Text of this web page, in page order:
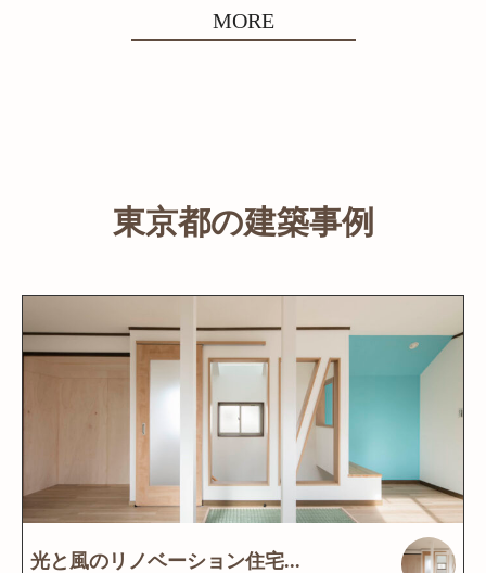
MORE
東京都の建築事例
光と風のリノベーション住宅...